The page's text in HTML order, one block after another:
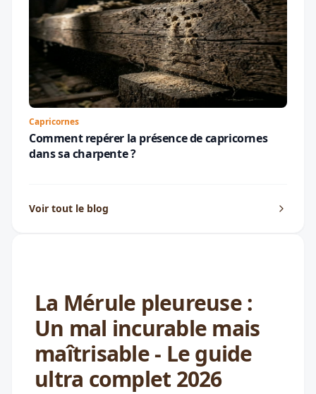
Capricornes
Comment repérer la présence de capricornes
dans sa charpente ?
Voir tout le blog
La Mérule pleureuse :
Un mal incurable mais
maîtrisable - Le guide
ultra complet 2026